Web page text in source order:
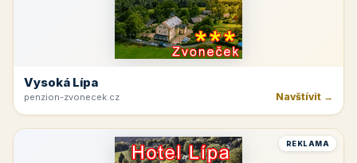
Vysoká Lípa
penzion-zvonecek.cz Navštívit →
REKLAMA